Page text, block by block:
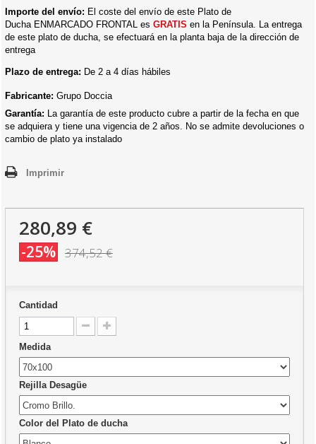
Importe del envío: El coste del envío de este Plato de
Ducha ENMARCADO FRONTAL es GRATIS en la Península. La entrega
de este plato de ducha, se efectuará en la planta baja de la dirección de
entrega
Plazo de entrega: De 2 a 4 días hábiles
Fabricante: Grupo Doccia
Garantía: La garantía de este producto cubre a partir de la fecha en que
se adquiera y tiene una vigencia de 2 años. No se admite devoluciones o
cambio de plato ya instalado
Imprimir
280,89 €
-25% 374,52 €
Cantidad
Medida
Rejilla Desagüe
Color del Plato de ducha